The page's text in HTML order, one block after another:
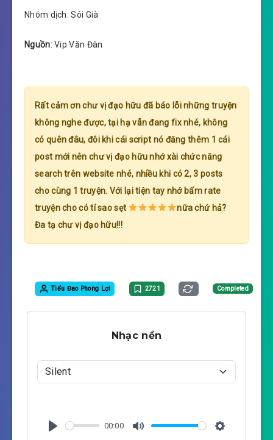
Nhóm dịch: Sói Già
Nguồn: Vip Văn Đàn
Rất cảm ơn chư vị đạo hữu đã báo lỗi những truyện
không nghe được, tại hạ vẫn đang fix nhé, không
có quên đâu, đôi khi cái script nó đăng thêm 1 cái
post mới nên chư vị đạo hữu nhớ xài chức năng
search trên website nhé, nhiều khi có 2, 3 posts
cho cùng 1 truyện. Với lại tiện tay nhớ bấm rate
truyện cho có tí sao sẹt
nữa chứ hả?
Đa tạ chư vị đạo hữu!!!
Tiểu Đao Phong Lợi 2721 Completed
Nhạc nền
00:00